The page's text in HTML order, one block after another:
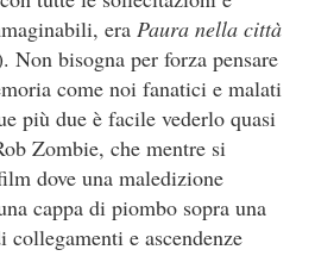
era Paura nella città
Non bisogna per forza pensare
come noi fanatici e malati
più due è facile vederlo quasi
Zombie, che mentre si
dove una maledizione
cappa di piombo sopra una
e ascendenze